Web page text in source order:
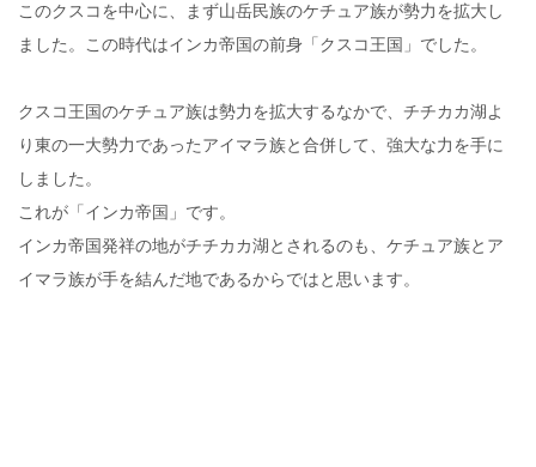
このクスコを中心に、まず山岳民族のケチュア族が勢力を拡大し
ました。この時代はインカ帝国の前身「クスコ王国」でした。
クスコ王国のケチュア族は勢力を拡大するなかで、チチカカ湖よ
り東の一大勢力であったアイマラ族と合併して、強大な力を手に
しました。
これが「インカ帝国」です。
インカ帝国発祥の地がチチカカ湖とされるのも、ケチュア族とア
イマラ族が手を結んだ地であるからではと思います。